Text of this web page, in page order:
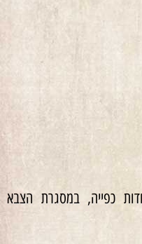
משה לעבודות כפייה, במסגרת הצבא